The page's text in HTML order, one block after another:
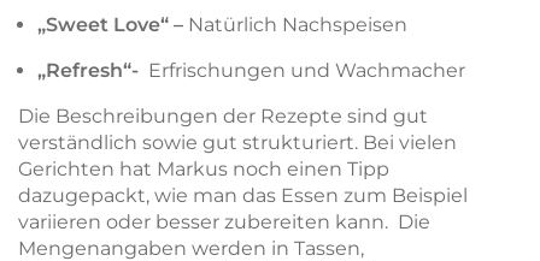
„Sweet Love“ – Natürlich Nachspeisen
„Refresh“- Erfrischungen und Wachmacher
Die Beschreibungen der Rezepte sind gut
verständlich sowie gut strukturiert. Bei vielen
Gerichten hat Markus noch einen Tipp
dazugepackt, wie man das Essen zum Beispiel
variieren oder besser zubereiten kann. Die
Mengenangaben werden in Tassen,